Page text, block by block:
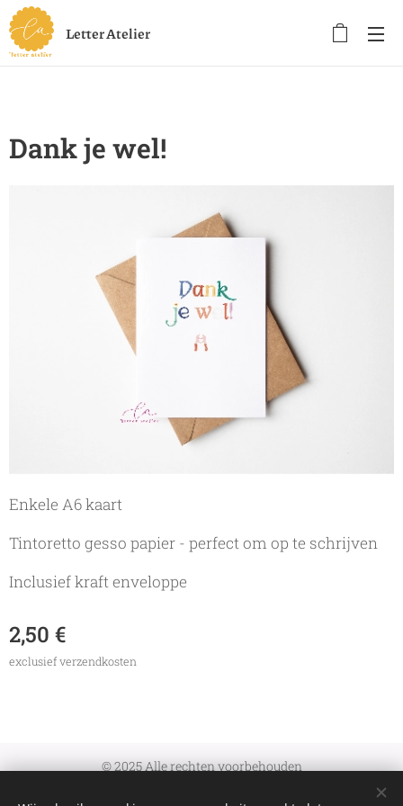
Letter Atelier
Dank je wel!
Enkele A6 kaart
Tintoretto gesso papier - perfect om op te schrijven
Inclusief kraft enveloppe
2,50 €
exclusief verzendkosten
© 2025 Alle rechten voorbehouden